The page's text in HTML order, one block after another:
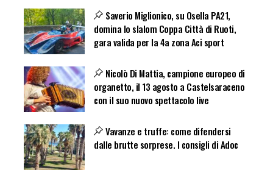
Saverio Miglionico, su Osella PA21,
domina lo slalom Coppa Città di Ruoti,
gara valida per la 4a zona Aci sport
Nicolò Di Mattia, campione europeo di
organetto, il 13 agosto a Castelsaraceno
con il suo nuovo spettacolo live
Vavanze e truffe: come difendersi
dalle brutte sorprese. I consigli di Adoc